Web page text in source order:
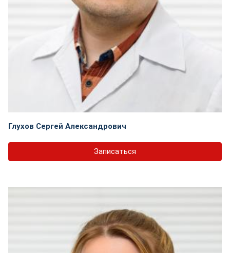
Глухов Сергей Александрович
Записаться